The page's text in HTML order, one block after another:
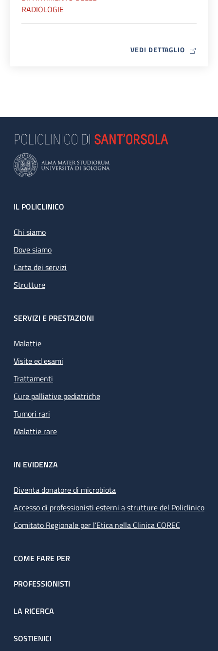
RADIOLOGIE
VEDI DETTAGLIO MAP ICON
Footer
IL POLICLINICO
Chi siamo
Dove siamo
Carta dei servizi
Strutture
SERVIZI E PRESTAZIONI
Malattie
Visite ed esami
Trattamenti
Cure palliative pediatriche
Tumori rari
Malattie rare
IN EVIDENZA
Diventa donatore di microbiota
Accesso di professionisti esterni a strutture del Policlinico
Comitato Regionale per l’Etica nella Clinica COREC
COME FARE PER
PROFESSIONISTI
LA RICERCA
SOSTIENICI